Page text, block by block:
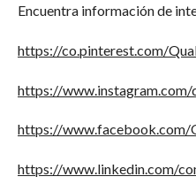
Encuentra información de
https://co.pinterest.com/
https://
https://www.facebook.com/
https://www.linkedin.com/